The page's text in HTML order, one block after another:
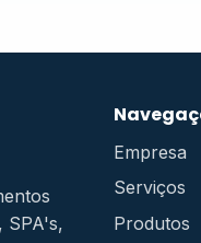
SPA's,
Empresa
Serviços
Produtos